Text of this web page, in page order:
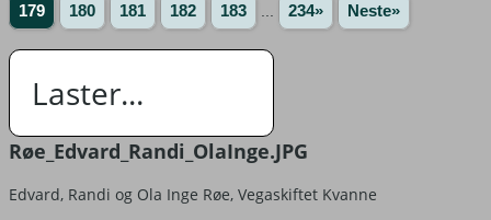
179 180 181 182 183 234» Neste»
Laster...
Røe_Edvard_Randi_OlaInge.JPG
Edvard, Randi og Ola Inge Røe, Vegaskiftet Kvanne